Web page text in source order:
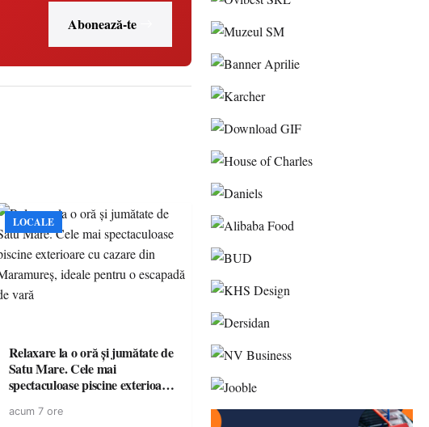
Abonează-te
LOCALE
Relaxare la o oră și jumătate de
Satu Mare. Cele mai
spectaculoase piscine exterioare
pentru o escapadă de vară
acum 7 ore